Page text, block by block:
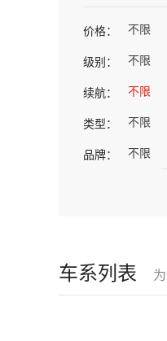
价格： 不限
级别： 不限
续航： 不限
类型： 不限
品牌： 不限
车系列表